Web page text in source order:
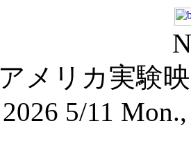
アメリカ実験
2026 5/11